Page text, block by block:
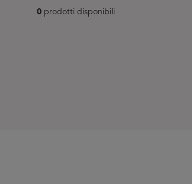
0 prodotti disponibili